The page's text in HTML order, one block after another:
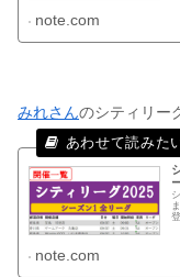
note.com
みれさんのシティリー
note.com